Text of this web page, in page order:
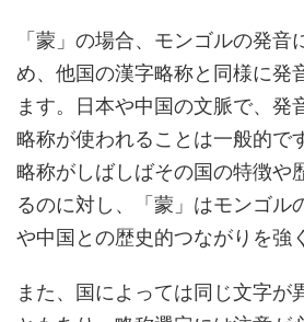
「蒙」の場合、モンゴルの発音
め、他国の漢字略称と同様に発
ます。日本や中国の文脈で、発
略称が使われることは一般的で
略称がしばしばその国の特徴や
るのに対し、「蒙」はモンゴル
や中国との歴史的つながりを強
また、国によっては同じ文字が